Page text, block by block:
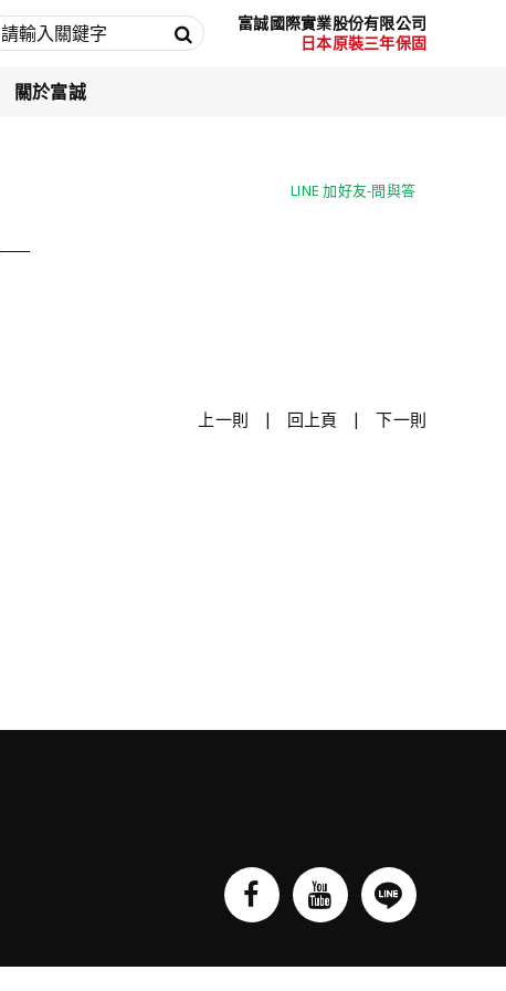
富誠國際實業股份有限公司
日本原裝三年保固
關於富誠
LINE 加好友-問與答
上一則 | 回上頁 |下一則